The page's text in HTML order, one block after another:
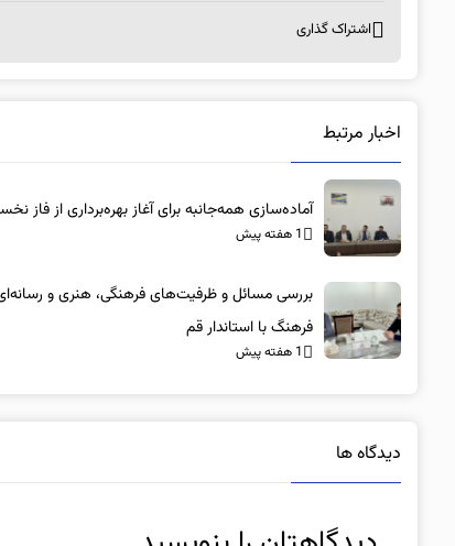
اشتراک گذاری
اخبار مرتبط
آماده‌سازی همه‌جانبه برای آغاز بهره‌برداری از فاز
1 هفته پیش
بررسی مسائل و ظرفیت‌های فرهنگی، هنری و رسانه‌ای
فرهنگ با استاندار قم
1 هفته پیش
دیدگاه ها